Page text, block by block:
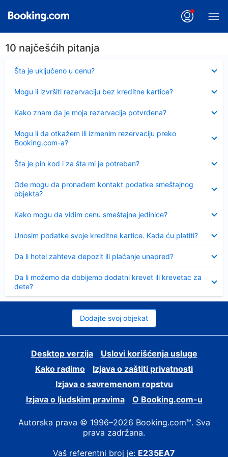
10 najčešćih pitanja
Šta je uključeno u cenu?
Sažeto
Mogu li izvršiti rezervaciju bez kreditne kartice?
Kako znam da je moja rezervacija potvrđena?
Mogu li da otkažem ili izmenim rezervaciju preko
Booking.com-a?
Šta je pin kod i za šta mi je potreban?
Sažeto
Gde mogu da pronađem kontakt podatke smeštajnog
objekta?
Kako mogu da vidim cenu smeštajne jedinice?
Unosim podatke svoje kreditne kartice. Kada ću platiti?
Da li hotel zahteva depozit ili plaćanje unapred?
Da li možemo da dobijemo dodatni krevet ili krevetac za
dete?
Dodajte svoj objekat
Desktop verzija
Uslovi korišćenja usluge
Kako radimo
Izjava o zaštiti privatnosti
Izjava o savremenom ropstvu
Izjava o ljudskim pravima
О Booking.com-u
Autorska prava © 1996–2026 Booking.com™. Sva
prava zadržana.
Vaš referentni broj je: E235EA7